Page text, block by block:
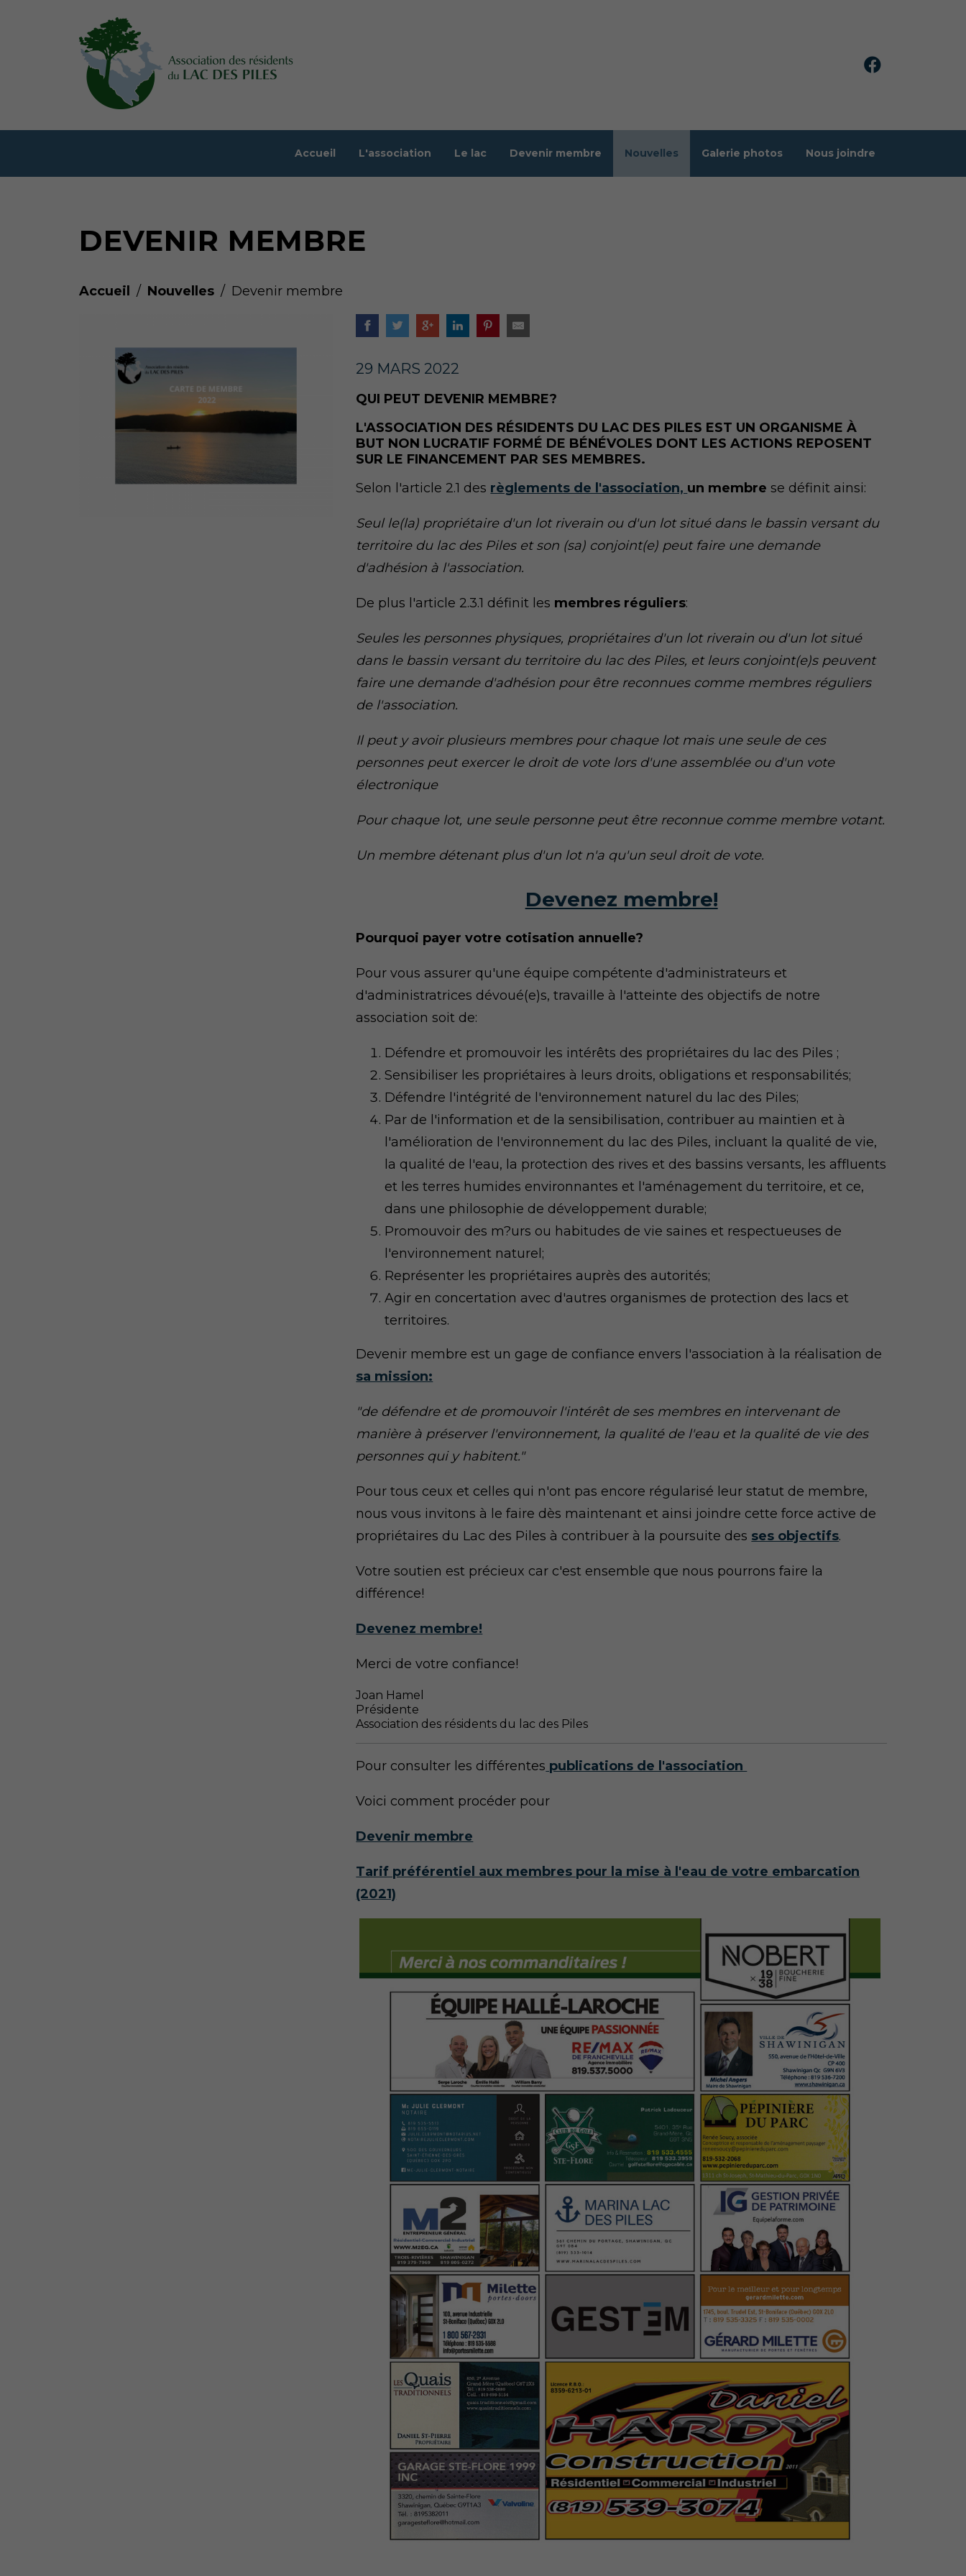
Accueil L'association Le lac Devenir membre Nouvelles Galerie photos Nous joindre
DEVENIR MEMBRE
Accueil Nouvelles Devenir membre
29 MARS 2022
QUI PEUT DEVENIR MEMBRE?
L'ASSOCIATION DES RÉSIDENTS DU LAC DES PILES EST UN ORGANISME À
BUT NON LUCRATIF FORMÉ DE BÉNÉVOLES DONT LES ACTIONS REPOSENT
SUR LE FINANCEMENT PAR SES MEMBRES.
Selon l'article 2.1 des règlements de l'association, un membre se définit ainsi:
Seul le(la) propriétaire d'un lot riverain ou d'un lot situé dans le bassin versant du
territoire du lac des Piles et son (sa) conjoint(e) peut faire une demande
d'adhésion à l'association.
De plus l'article 2.3.1 définit les membres réguliers:
Seules les personnes physiques, propriétaires d'un lot riverain ou d'un lot situé
dans le bassin versant du territoire du lac des Piles, et leurs conjoint(e)s peuvent
faire une demande d'adhésion pour être reconnues comme membres réguliers
de l'association.
Il peut y avoir plusieurs membres pour chaque lot mais une seule de ces
personnes peut exercer le droit de vote lors d'une assemblée ou d'un vote
électronique
Pour chaque lot, une seule personne peut être reconnue comme membre votant.
Un membre détenant plus d'un lot n'a qu'un seul droit de vote.
Devenez membre!
Pourquoi payer votre cotisation annuelle?
Pour vous assurer qu'une équipe compétente d'administrateurs et
d'administratrices dévoué(e)s, travaille à l'atteinte des objectifs de notre
association soit de:
Défendre et promouvoir les intérêts des propriétaires du lac des Piles ;
Sensibiliser les propriétaires à leurs droits, obligations et responsabilités;
Défendre l'intégrité de l'environnement naturel du lac des Piles;
Par de l'information et de la sensibilisation, contribuer au maintien et à
l'amélioration de l'environnement du lac des Piles, incluant la qualité de vie,
la qualité de l'eau, la protection des rives et des bassins versants, les affluents
et les terres humides environnantes et l'aménagement du territoire, et ce,
dans une philosophie de développement durable;
Promouvoir des m?urs ou habitudes de vie saines et respectueuses de
l'environnement naturel;
Représenter les propriétaires auprès des autorités;
Agir en concertation avec d'autres organismes de protection des lacs et
territoires.
Devenir membre est un gage de confiance envers l'association à la réalisation de
sa mission:
"de défendre et de promouvoir l'intérêt de ses membres en intervenant de
manière à préserver l'environnement, la qualité de l'eau et la qualité de vie des
personnes qui y habitent."
Pour tous ceux et celles qui n'ont pas encore régularisé leur statut de membre,
nous vous invitons à le faire dès maintenant et ainsi joindre cette force active de
propriétaires du Lac des Piles à contribuer à la poursuite des ses objectifs.
Votre soutien est précieux car c'est ensemble que nous pourrons faire la
différence!
Devenez membre!
Merci de votre confiance!
Joan Hamel
Présidente
Association des résidents du lac des Piles
Pour consulter les différentes publications de l'association
Voici comment procéder pour
Devenir membre
Tarif préférentiel aux membres pour la mise à l'eau de votre embarcation
(2021)